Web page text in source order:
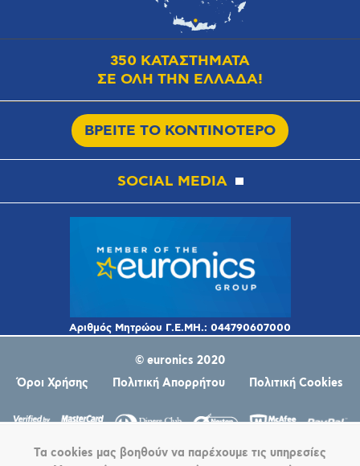
350 ΚΑΤΑΣΤΗΜΑΤΑ
ΣΕ ΟΛΗ ΤΗΝ ΕΛΛΑΔΑ!
ΒΡΕΙΤΕ ΤΟ ΚΟΝΤΙΝΟΤΕΡΟ
SOCIAL MEDIA
© euronics 2020
Όροι Χρήσης
Πολιτική Απορρήτου Πολιτική Cookies
Τα cookies μας βοηθούν να παρέχουμε τις υπηρεσίες